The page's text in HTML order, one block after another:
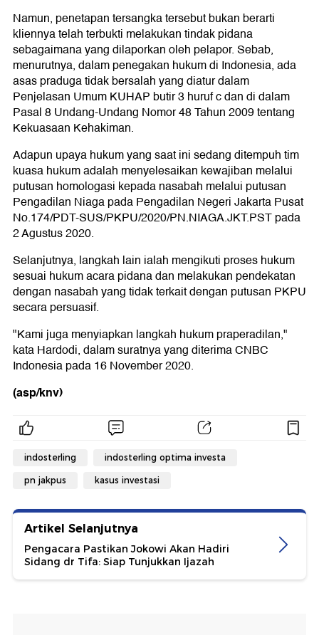
Namun, penetapan tersangka tersebut bukan berarti
kliennya telah terbukti melakukan tindak pidana
sebagaimana yang dilaporkan oleh pelapor. Sebab,
menurutnya, dalam penegakan hukum di Indonesia, ada
asas praduga tidak bersalah yang diatur dalam
Penjelasan Umum KUHAP butir 3 huruf c dan di dalam
Pasal 8 Undang-Undang Nomor 48 Tahun 2009 tentang
Kekuasaan Kehakiman.
Adapun upaya hukum yang saat ini sedang ditempuh tim
kuasa hukum adalah menyelesaikan kewajiban melalui
putusan homologasi kepada nasabah melalui putusan
Pengadilan Niaga pada Pengadilan Negeri Jakarta Pusat
No.174/PDT-SUS/PKPU/2020/PN.NIAGA.JKT.PST pada
2 Agustus 2020.
Selanjutnya, langkah lain ialah mengikuti proses hukum
sesuai hukum acara pidana dan melakukan pendekatan
dengan nasabah yang tidak terkait dengan putusan PKPU
secara persuasif.
"Kami juga menyiapkan langkah hukum praperadilan,"
kata Hardodi, dalam suratnya yang diterima CNBC
Indonesia pada 16 November 2020.
(asp/knv)
indosterling indosterling optima investa
pn jakpus kasus investasi
Artikel Selanjutnya
Pengacara Pastikan Jokowi Akan Hadiri
Sidang dr Tifa: Siap Tunjukkan Ijazah